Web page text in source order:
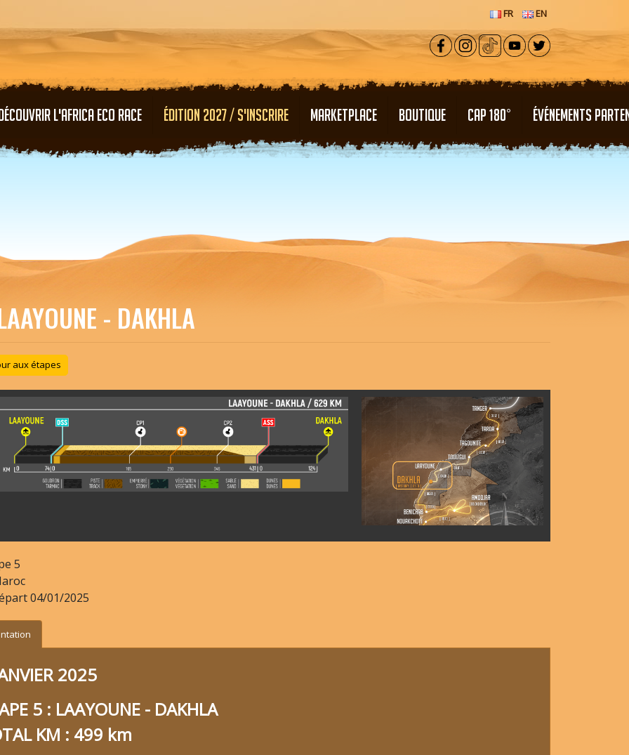
FR EN
L'AFRICA ECO RACE ÉDITION 2027 / S'INSCRIRE MARKETPLACE BOUTIQUE CAP 180° ÉVÉNEMENTS
- DAKHLA
aux étapes
5
04/01/2025
2025
5 : LAAYOUNE - DAKHLA
KM : 499 km